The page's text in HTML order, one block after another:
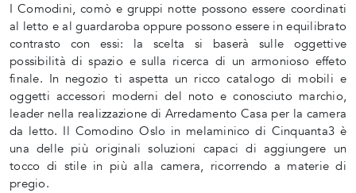
I Comodini, comò e gruppi notte possono essere coordinati
al letto e al guardaroba oppure possono essere in equilibrato
contrasto con essi: la scelta si baserà sulle oggettive
possibilità di spazio e sulla ricerca di un armonioso effeto
finale. In negozio ti aspetta un ricco catalogo di mobili e
oggetti accessori moderni del noto e conosciuto marchio,
leader nella realizzazione di Arredamento Casa per la camera
da letto. Il Comodino Oslo in melaminico di Cinquanta3 è
una delle più originali soluzioni capaci di aggiungere un
tocco di stile in più alla camera, ricorrendo a materie di
pregio.